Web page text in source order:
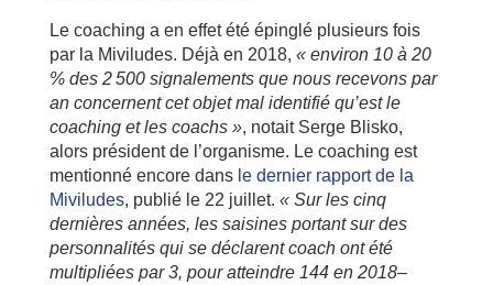
Le coaching a en effet été épinglé plusieurs fois
par la Miviludes. Déjà en 2018, « environ 10 à 20
% des 2 500 signalements que nous recevons par
an concernent cet objet mal identifié qu’est le
coaching et les coachs », notait Serge Blisko,
alors président de l’organisme. Le coaching est
mentionné encore dans le dernier rapport de la
Miviludes, publié le 22 juillet. « Sur les cinq
dernières années, les saisines portant sur des
personnalités qui se déclarent coach ont été
multipliées par 3, pour atteindre 144 en 2018–